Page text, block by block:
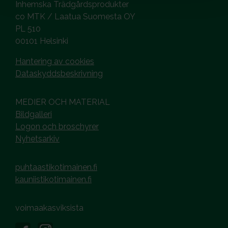
Inhemska Trädgårdsprodukter
co MTK / Laatua Suomesta OY
PL 510
00101 Helsinki
Hantering av cookies
Dataskyddsbeskrivning
MEDIER OCH MATERIAL
Bildgalleri
Logon och broschyrer
Nyhetsarkiv
puhtaastikotimainen.fi
kauniistikotimainen.fi
voimaakasviksista